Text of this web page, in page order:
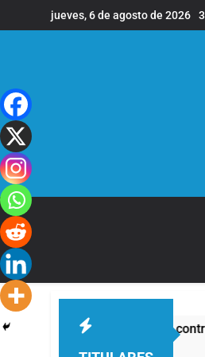
al
jueves, 6 de agosto de 2026
por la protesta contra la reforma